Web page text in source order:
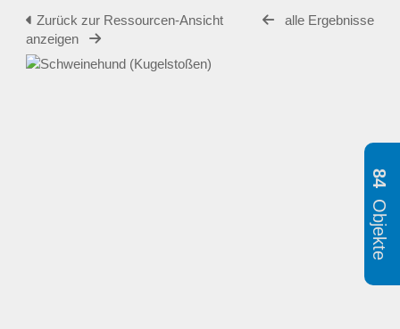
Zurück zur Ressourcen-Ansicht
alle Ergebnisse
anzeigen
84
Objekte